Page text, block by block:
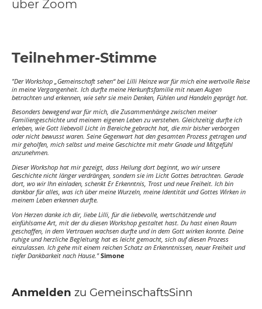
über Zoom
Teilnehmer-Stimme
"Der Workshop „Gemeinschaft sehen“ bei Lilli Heinze war für mich eine wertvolle Reise
in meine Vergangenheit. Ich durfte meine Herkunftsfamilie mit neuen Augen
betrachten und erkennen, wie sehr sie mein Denken, Fühlen und Handeln geprägt hat.
Besonders bewegend war für mich, die Zusammenhänge zwischen meiner
Familiengeschichte und meinem eigenen Leben zu verstehen. Gleichzeitig durfte ich
erleben, wie Gott liebevoll Licht in Bereiche gebracht hat, die mir bisher verborgen
oder nicht bewusst waren. Seine Gegenwart hat den gesamten Prozess getragen und
mir geholfen, mich selbst und meine Geschichte mit mehr Gnade und Mitgefühl
anzunehmen.
Dieser Workshop hat mir gezeigt, dass Heilung dort beginnt, wo wir unsere
Geschichte nicht länger verdrängen, sondern sie im Licht Gottes betrachten. Gerade
dort, wo wir Ihn einladen, schenkt Er Erkenntnis, Trost und neue Freiheit. Ich bin
dankbar für alles, was ich über meine Wurzeln, meine Identität und Gottes Wirken in
meinem Leben erkennen durfte.
Von Herzen danke ich dir, liebe Lilli, für die liebevolle, wertschätzende und
einfühlsame Art, mit der du diesen Workshop gestaltet hast. Du hast einen Raum
geschaffen, in dem Vertrauen wachsen durfte und in dem Gott wirken konnte. Deine
ruhige und herzliche Begleitung hat es leicht gemacht, sich auf diesen Prozess
einzulassen. Ich gehe mit einem reichen Schatz an Erkenntnissen, neuer Freiheit und
tiefer Dankbarkeit nach Hause."Simone
Anmelden zu GemeinschaftsSinn